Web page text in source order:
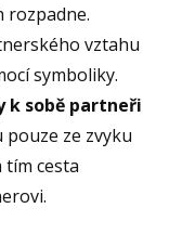
rozpadne.
vztahu
symboliky.
k sobě partneři
ze zvyku
tím cesta